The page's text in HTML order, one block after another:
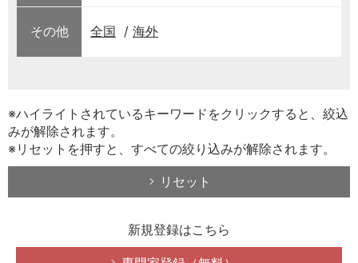
その他 全国 海外
※ハイライトされているキーワードをクリックすると、絞込
みが解除されます。
※リセットを押すと、すべての絞り込みが解除されます。
リセット
新規登録はこちら